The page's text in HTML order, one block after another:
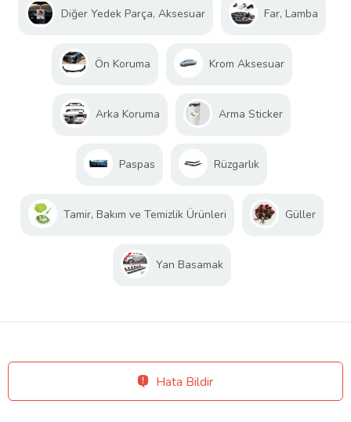
Diğer Yedek Parça, Aksesuar Far, Lamba
Ön Koruma Krom Aksesuar
Arka Koruma Arma Sticker
Paspas Rüzgarlık
Tamir, Bakım ve Temizlik Ürünleri Güller
Yan Basamak
Hata Bildir